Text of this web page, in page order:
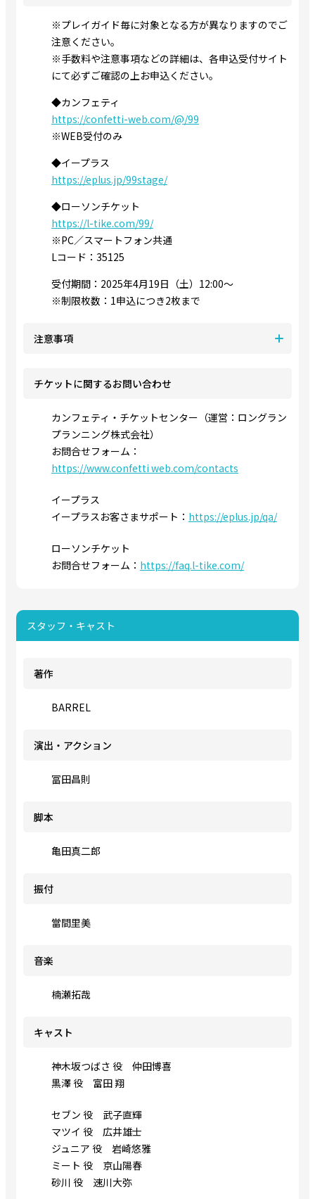
※プレイガイド毎に対象となる方が異なりますのでご
注意ください。
※手数料や注意事項などの詳細は、各申込受付サイト
にて必ずご確認の上お申込ください。
◆カンフェティ
https://confetti-web.com/@/99
※WEB受付のみ
◆イープラス
https://eplus.jp/99stage/
◆ローソンチケット
https://l-tike.com/99/
※PC／スマートフォン共通
Lコード：35125
受付期間：2025年4月19日（土）12:00～
※制限枚数：1申込につき2枚まで
注意事項
チケットに関するお問い合わせ
カンフェティ・チケットセンター（運営：ロングラン
プランニング株式会社）
お問合せフォーム：
https://www.confetti web.com/contacts
イープラス
イープラスお客さまサポート： https://eplus.jp/qa/
ローソンチケット
お問合せフォーム： https://faq.l-tike.com/
スタッフ・キャスト
著作
BARREL
演出・アクション
冨田昌則
脚本
亀田真二郎
振付
當間里美
音楽
楠瀬拓哉
キャスト
神木坂つばさ 役 仲田博喜
黒澤 役 富田 翔
セブン 役 武子直輝
マツイ 役 広井雄士
ジュニア 役 岩崎悠雅
ミート 役 京山陽春
砂川 役 速川大弥